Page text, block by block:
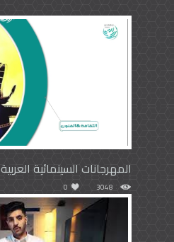
المهرجانات السينمائية العربية
3048
0